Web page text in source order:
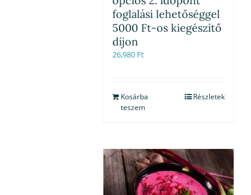
foglalási lehetőséggel
5000 Ft-os kiegészítő
díjon
26,980 Ft
Kosárba
teszem
Részletek